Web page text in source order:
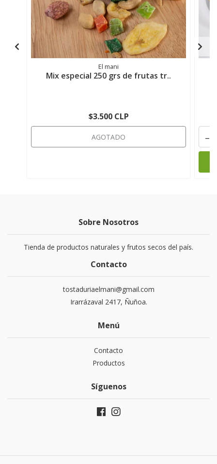
El mani
Mix especial 250 grs de frutas tr..
$3.500 CLP
AGOTADO -
Sobre Nosotros
Tienda de productos naturales y frutos secos del país.
Contacto
tostaduriaelmani@gmail.com
Irarrázaval 2417, Ñuñoa.
Menú
Contacto
Productos
Síguenos